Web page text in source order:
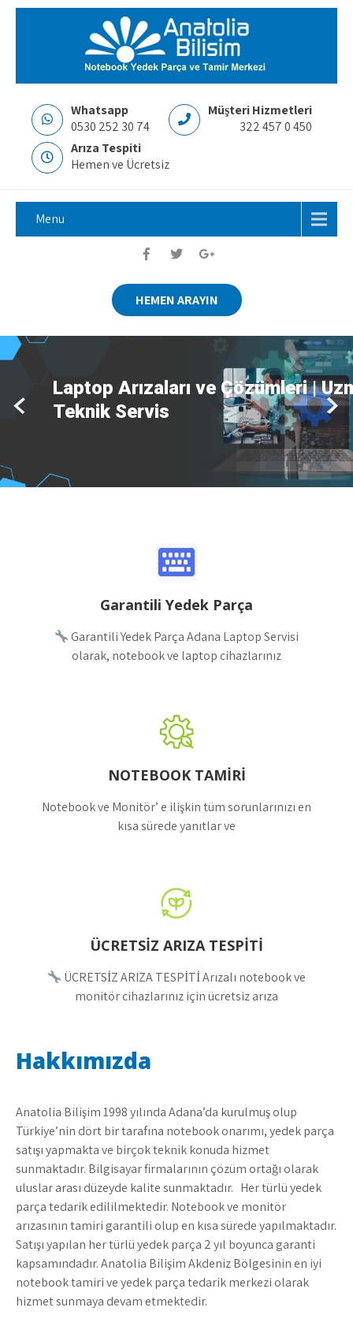
Whatsapp
0530 252 30 74
Müşteri Hizmetleri
322 457 0 450
Arıza Tespiti
Hemen ve Ücretsiz
Menu
HEMEN ARAYIN
Tüm Marka Notebook Tamiratı-
Arıza Tespiti
Garantili Yedek Parça
Garantili Yedek Parça Adana Laptop Servisi
olarak, notebook ve laptop cihazlarınız
NOTEBOOK TAMİRİ
Notebook ve Monitör’ e ilişkin tüm sorunlarınızı en
kısa sürede yanıtlar ve
ÜCRETSİZ ARIZA TESPİTİ
ÜCRETSİZ ARIZA TESPİTİ Arızalı notebook ve
monitör cihazlarınız için ücretsiz arıza
Hakkımızda
Anatolia Bilişim 1998 yılında Adana’da kurulmuş olup
Türkiye’nin dört bir tarafına notebook onarımı, yedek parça
satışı yapmakta ve birçok teknik konuda hizmet
sunmaktadır. Bilgisayar firmalarının çözüm ortağı olarak
uluslar arası düzeyde kalite sunmaktadır. Her türlü yedek
parça tedarik edililmektedir. Notebook ve monitör
arızasının tamiri garantili olup en kısa sürede yapılmaktadır.
Satışı yapılan her türlü yedek parça 2 yıl boyunca garanti
kapsamındadır. Anatolia Bilişim Akdeniz Bölgesinin en iyi
notebook tamiri ve yedek parça tedarik merkezi olarak
hizmet sunmaya devam etmektedir.